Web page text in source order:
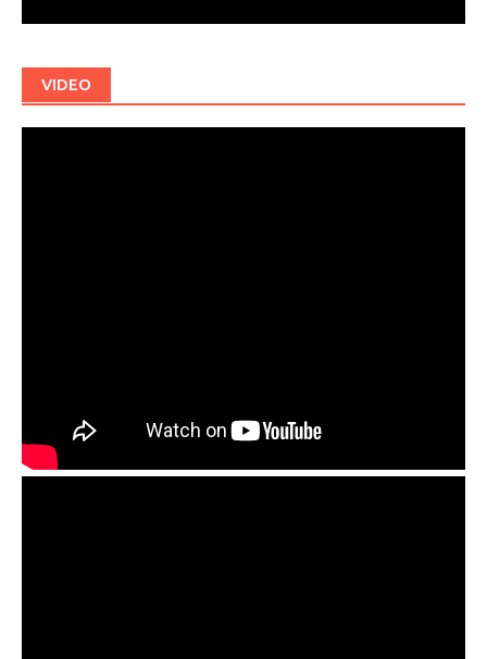
VIDEO